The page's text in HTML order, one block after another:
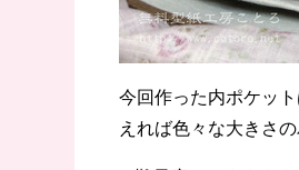
今回作った内ポケッ
えれば色々な大きさ